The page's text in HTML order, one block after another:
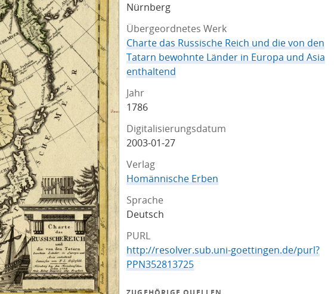
Nürnberg
Übergeordnetes Werk
Charte das Russische Reich und die von den
Tatarn bewohnte Länder in Europa und Asia
enthaltend
Jahr
1786
Digitalisierungsdatum
2003-01-27
Verlag
Homännische Erben
Sprache
Deutsch
PURL
http://resolver.sub.uni-goettingen.de/purl?
PPN352813725